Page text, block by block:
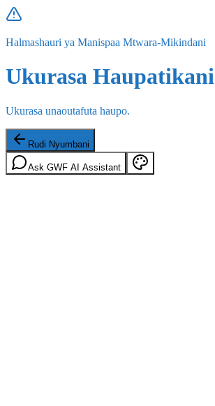
Halmashauri ya Manispaa Mtwara-Mikindani
Ukurasa Haupatikani
Ukurasa unaoutafuta haupo.
Rudi Nyumbani
Ask GWF AI Assistant